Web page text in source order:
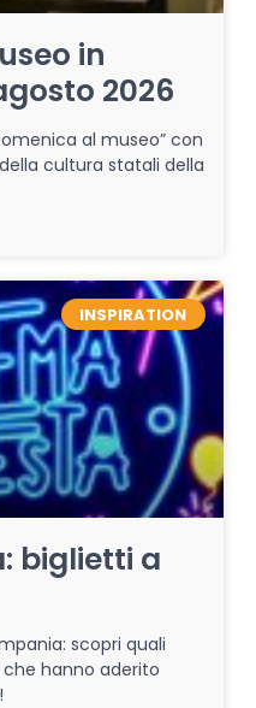
in
2026
al museo” con
cultura statali della
INSPIRATION
biglietti a
scopri quali
hanno aderito